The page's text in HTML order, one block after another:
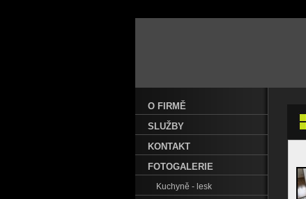
O FIRMĚ
SLUŽBY
KONTAKT
FOTOGALERIE
Kuchyně - lesk